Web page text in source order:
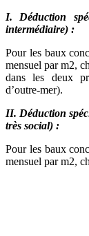
I. Déduction
intermédiaire) :
Pour les baux
mensuel par m2,
dans les deux
d’outre-mer).
II. Déduction
très social) :
Pour les baux
mensuel par m2,